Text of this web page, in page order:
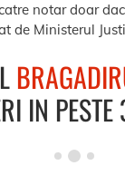
notar doar
de Ministerul
IN